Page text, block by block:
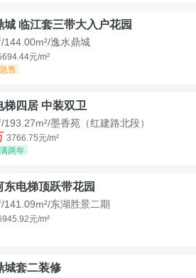
城 临江套三带大入户花园
144.00m²/逸水鼎城
元/m²
急售
梯四居 中装双卫
193.27m²/墨香苑（红建路北段）
3766.75元/m²
满两年
东电梯顶跃带花园
141.09m²/东湖胜景二期
元/m²
城套二装修